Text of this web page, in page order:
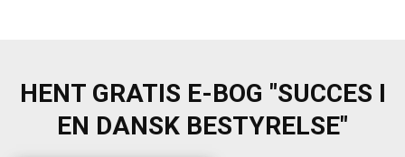
HENT GRATIS E-BOG "SUCCES I
EN DANSK BESTYRELSE"